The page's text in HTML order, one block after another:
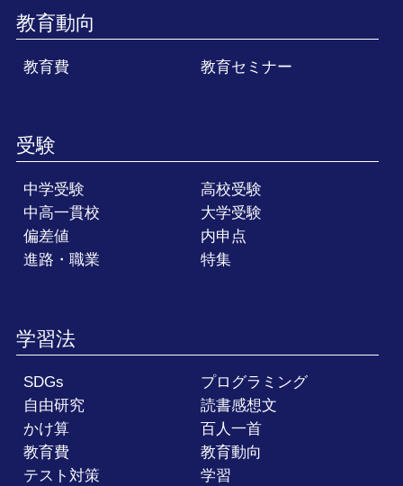
教育動向
教育費 教育セミナー
受験
中学受験
高校受験
中高一貫校
大学受験
偏差値
内申点
進路・職業
特集
学習法
SDGs
プログラミング
自由研究
読書感想文
かけ算
百人一首
教育費
教育動向
テスト対策
学習